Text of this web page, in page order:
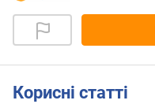
Корисні статті